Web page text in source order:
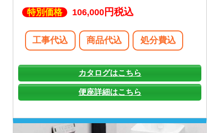
特別価格 106,000 円税込
工事代込 商品代込 処分費込
カタログはこちら
便座詳細はこちら